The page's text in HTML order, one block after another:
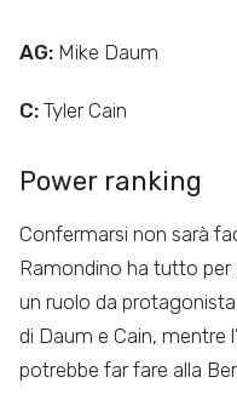
AG: Mike Daum
C: Tyler Cain
Power ranking
Confermarsi non sarà
Ramondino ha tutto
un ruolo da
di Daum e Cain, mentre
potrebbe far fare alla